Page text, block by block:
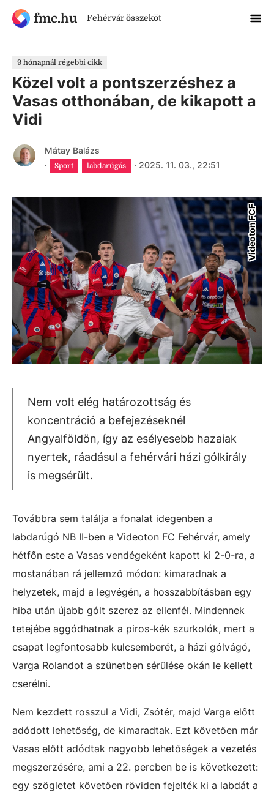
fmc.hu Fehérvár összeköt
9 hónapnál régebbi cikk
Közel volt a pontszerzéshez a
Vasas otthonában, de kikapott a
Vidi
Mátay Balázs
·
Sport labdarúgás · 2025. 11. 03., 22:51
Videoton FCF
Nem volt elég határozottság és
koncentráció a befejezéseknél
Angyalföldön, így az esélyesebb hazaiak
nyertek, ráadásul a fehérvári házi gólkirály
is megsérült.
Továbbra sem találja a fonalat idegenben a
labdarúgó NB II-ben a Videoton FC Fehérvár, amely
hétfőn este a Vasas vendégeként kapott ki 2-0-ra, a
mostanában rá jellemző módon: kimaradnak a
helyzetek, majd a legvégén, a hosszabbításban egy
hiba után újabb gólt szerez az ellenfél. Mindennek
tetejébe aggódhatnak a piros-kék szurkolók, mert a
csapat legfontosabb kulcsemberét, a házi gólvágó,
Varga Rolandot a szünetben sérülése okán le kellett
cserélni.
Nem kezdett rosszul a Vidi, Zsótér, majd Varga előtt
adódott lehetőség, de kimaradtak. Ezt követően már
Vasas előtt adódtak nagyobb lehetőségek a vezetés
megszerzésére, ami a 22. percben be is következett:
egy szögletet követően röviden fejelték ki a labdát a